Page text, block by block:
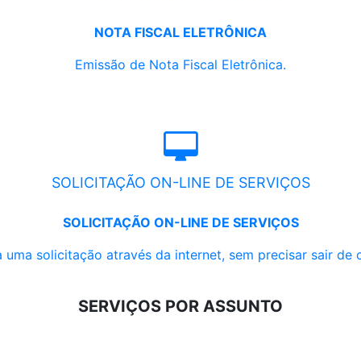
NOTA FISCAL ELETRÔNICA
Emissão de Nota Fiscal Eletrônica.
SOLICITAÇÃO ON-LINE DE SERVIÇOS
SOLICITAÇÃO ON-LINE DE SERVIÇOS
uma solicitação através da internet, sem precisar sair de
SERVIÇOS POR ASSUNTO